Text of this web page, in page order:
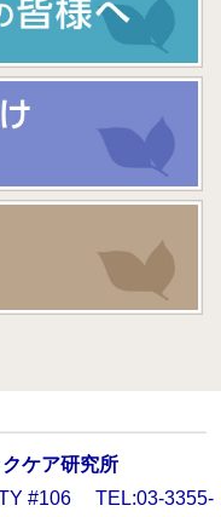
ケア研究所
#106 TEL:03-3355-